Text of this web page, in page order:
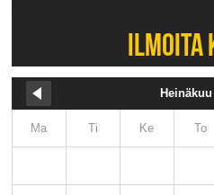
ILMOITA
Ma Ti Ke To